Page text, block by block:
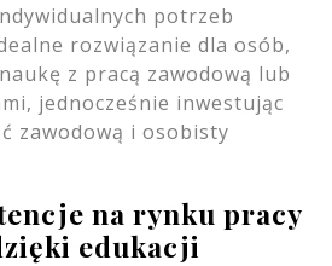
potrzeb
rozwiązanie dla osób,
z pracą zawodową lub
jednocześnie inwestując
zawodową i osobisty
na rynku pracy
edukacji